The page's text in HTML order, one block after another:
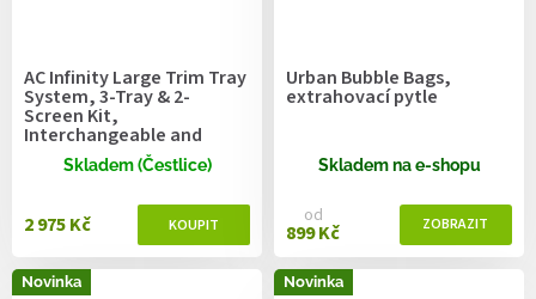
AC Infinity Large Trim Tray
System, 3-Tray & 2-
Screen Kit,
Interchangeable and
Ergonomic Design
Skladem (Čestlice)
2 975 Kč
Urban Bubble Bags,
extrahovací pytle
Skladem na e-shopu
od
899 Kč
Novinka Novinka